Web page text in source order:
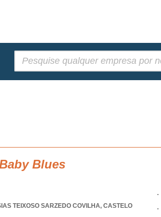
Blues
TEIXOSO SARZEDO COVILHA, CASTELO